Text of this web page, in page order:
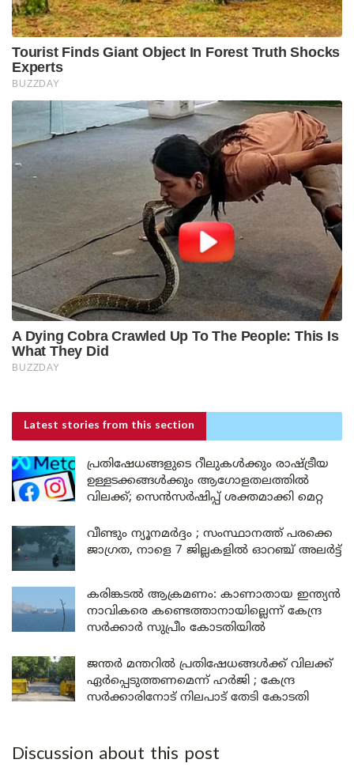
Latest stories from this section
പ്രതിഷേധങ്ങളുടെ റീലുകൾക്കും രാഷ്ട്രീയ
ഉള്ളടക്കങ്ങൾക്കും ആഗോളതലത്തിൽ
വിലക്ക്; സെൻസർഷിപ്പ് ശക്തമാക്കി മെറ്റ
വീണ്ടും ന്യൂനമർദ്ദം ; സംസ്ഥാനത്ത് പരക്കെ
ജാഗ്രത, നാളെ 7 ജില്ലകളിൽ ഓറഞ്ച് അലർട്ട്
കരിങ്കടൽ ആക്രമണം: കാണാതായ ഇന്ത്യൻ
നാവികരെ കണ്ടെത്താനായില്ലെന്ന് കേന്ദ്ര
സർക്കാർ സുപ്രീം കോടതിയിൽ
ജന്തർ മന്തറിൽ പ്രതിഷേധങ്ങൾക്ക് വിലക്ക്
ഏർപ്പെടുത്തണമെന്ന് ഹർജി ; കേന്ദ്ര
സർക്കാരിനോട് നിലപാട് തേടി കോടതി
Discussion about this post